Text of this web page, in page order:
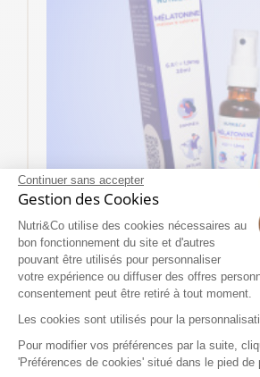
Continuer sans accepter
Gestion des Cookies
Nutri&Co utilise des cookies nécessaires au
bon fonctionnement du site et d'autres
pouvant être utilisés pour personnaliser
votre expérience ou diffuser des offres
consentement peut être retiré à tout moment.
Les cookies sont utilisés pour la
Pour modifier vos préférences par la suite,
'Préférences de cookies' situé dans le pied de
Mélatonine en spray
4,6 (284)
AJOUTER AU PANIER